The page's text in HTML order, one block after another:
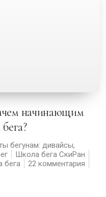
бегунам: дивайсы,
Школа бега СкиРан
бега 22 комментария